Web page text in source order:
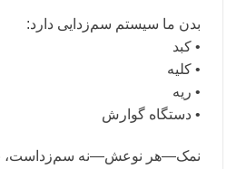
بدن ما سیستم سم‌زدایی دارد:
• کبد
• کلیه
• ریه
• دستگاه گوارش
نمک—هر نوعش—نه سم‌زداست،